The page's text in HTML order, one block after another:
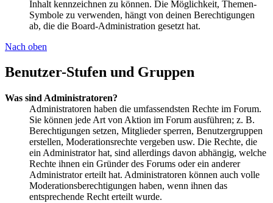
Inhalt kennzeichnen zu können. Die Möglichkeit, Themen-
Symbole zu verwenden, hängt von deinen Berechtigungen
ab, die die Board-Administration gesetzt hat.
Nach oben
Benutzer-Stufen und Gruppen
Was sind Administratoren?
Administratoren haben die umfassendsten Rechte im Forum.
Sie können jede Art von Aktion im Forum ausführen; z. B.
Berechtigungen setzen, Mitglieder sperren, Benutzergruppen
erstellen, Moderationsrechte vergeben usw. Die Rechte, die
ein Administrator hat, sind allerdings davon abhängig, welche
Rechte ihnen ein Gründer des Forums oder ein anderer
Administrator erteilt hat. Administratoren können auch volle
Moderationsberechtigungen haben, wenn ihnen das
entsprechende Recht erteilt wurde.